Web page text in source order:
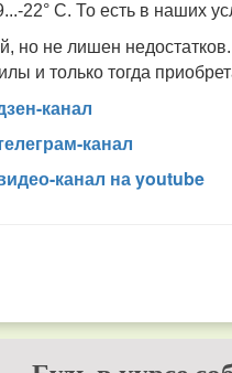
22° С. То есть в наших
но не лишен
и только тогда
канал
канал
канал на youtube